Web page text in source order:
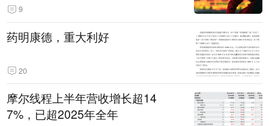
9
药明康德，重大利好
20
摩尔线程上半年营收增长超14
7%，已超2025年全年